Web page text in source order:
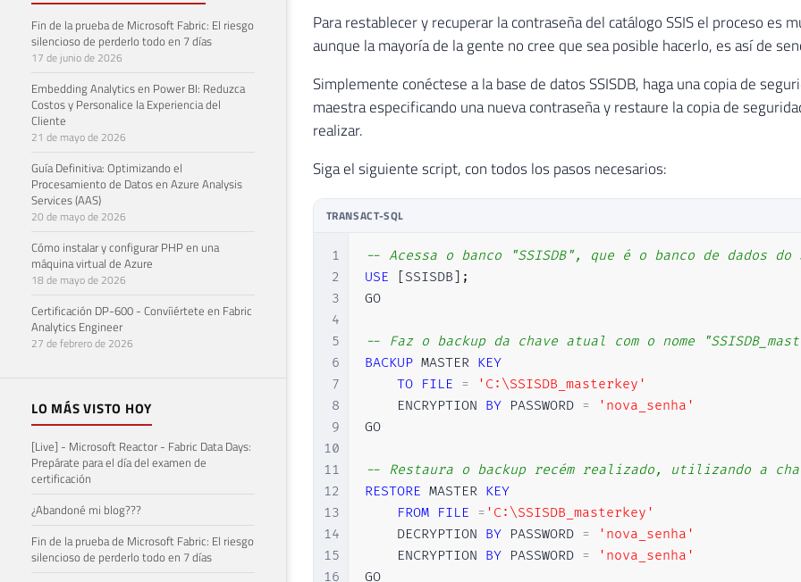
Fin de la prueba de Microsoft Fabric: El riesgo
silencioso de perderlo todo en 7 días
17 de junio de 2026
Embedding Analytics en Power BI: Reduzca
Costos y Personalice la Experiencia del
Cliente
21 de mayo de 2026
Guía Definitiva: Optimizando el
Procesamiento de Datos en Azure Analysis
Services (AAS)
20 de mayo de 2026
Cómo instalar y configurar PHP en una
máquina virtual de Azure
18 de mayo de 2026
Certificación DP-600 - Convíiértete en Fabric
Analytics Engineer
27 de febrero de 2026
LO MÁS VISTO HOY
[Live] - Microsoft Reactor - Fabric Data Days:
Prepárate para el día del examen de
certificación
¿Abandoné mi blog???
Fin de la prueba de Microsoft Fabric: El riesgo
silencioso de perderlo todo en 7 días
Para restablecer y recuperar la contraseña del catálogo SSIS el proceso es
aunque la mayoría de la gente no cree que sea posible hacerlo, es así de
Simplemente conéctese a la base de datos SSISDB, haga una copia de
maestra especificando una nueva contraseña y restaure la copia de
realizar.
Siga el siguiente script, con todos los pasos necesarios:
TRANSACT-SQL
1
2
3
4
5
6
7
8
9
10
11
12
13
14
15
16
-- Acessa o banco "SSISDB", que é o banco de dados do
USE
SSISDB
;
GO
-- Faz o backup da chave atual com o nome
BACKUP MASTER KEY
TO
FILE =
'C:\SSISDB_masterkey'
    ENCRYPTION
BY PASSWORD =
'nova_senha'
GO
-- Restaura o backup recém realizado, utilizando a
RESTORE MASTER KEY
FROM
FILE = 'C:\SSISDB_masterkey'
    DECRYPTION
BY PASSWORD =
'nova_senha'
    ENCRYPTION
BY PASSWORD =
'nova_senha'
GO